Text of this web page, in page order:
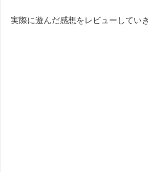
実際に遊んだ感想をレビューしていき